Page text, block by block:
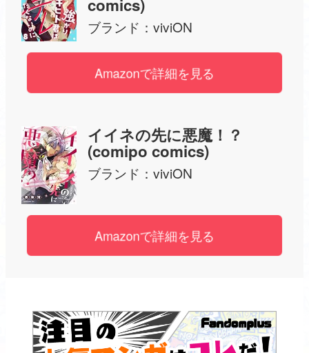
comics)
ブランド： viviON
Amazonで詳細を見る
イイネの先に悪魔！？
(comipo comics)
ブランド： viviON
Amazonで詳細を見る